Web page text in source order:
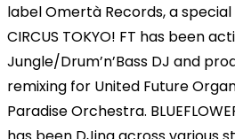
label Omertà Records, a
CIRCUS TOKYO! FT has been
Jungle/Drum’n’Bass DJ and
remixing for United Future
Paradise Orchestra.